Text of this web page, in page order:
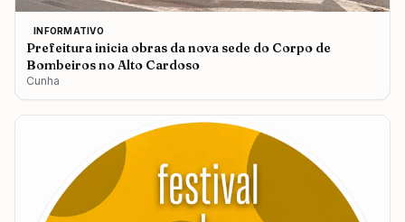
INFORMATIVO
Prefeitura inicia obras da nova sede do Corpo de
Bombeiros no Alto Cardoso
Cunha